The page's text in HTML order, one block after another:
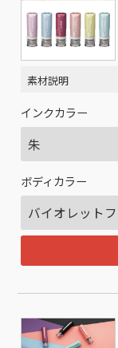
素材説明
インクカラー
ボディカラー